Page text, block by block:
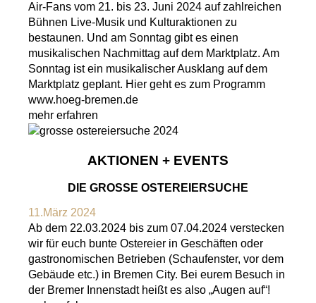
Air-Fans vom 21. bis 23. Juni 2024 auf zahlreichen
Bühnen Live-Musik und Kulturaktionen zu
bestaunen. Und am Sonntag gibt es einen
musikalischen Nachmittag auf dem Marktplatz. Am
Sonntag ist ein musikalischer Ausklang auf dem
Marktplatz geplant. Hier geht es zum Programm
www.hoeg-bremen.de
mehr erfahren
AKTIONEN + EVENTS
DIE GROSSE OSTEREIERSUCHE
11.März 2024
Ab dem 22.03.2024 bis zum 07.04.2024 verstecken
wir für euch bunte Ostereier in Geschäften oder
gastronomischen Betrieben (Schaufenster, vor dem
Gebäude etc.) in Bremen City. Bei eurem Besuch in
der Bremer Innenstadt heißt es also „Augen auf“!